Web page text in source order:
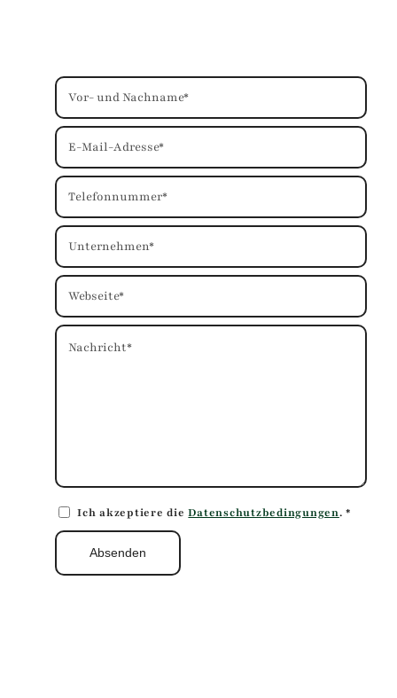
Ich akzeptiere dieDatenschutzbedingungen.*